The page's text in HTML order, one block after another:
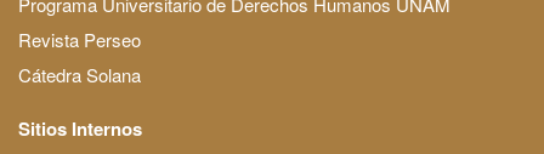
Revista Perseo
Cátedra Solana
Sitios Internos